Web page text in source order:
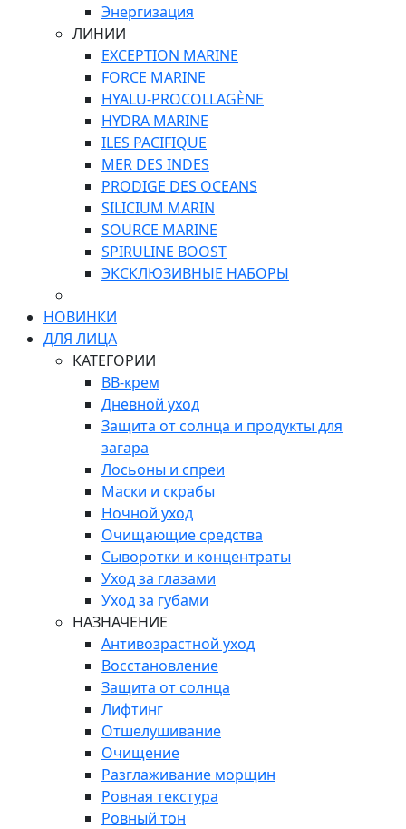
Энергизация
ЛИНИИ
EXCEPTION MARINE
FORCE MARINE
HYALU-PROCOLLAGÈNE
HYDRA MARINE
ILES PACIFIQUE
MER DES INDES
PRODIGE DES OCEANS
SILICIUM MARIN
SOURCE MARINE
SPIRULINE BOOST
ЭКСКЛЮЗИВНЫЕ НАБОРЫ
НОВИНКИ
ДЛЯ ЛИЦА
КАТЕГОРИИ
ВВ-крем
Дневной уход
Защита от солнца и продукты для
загара
Лосьоны и спреи
Маски и скрабы
Ночной уход
Очищающие средства
Сыворотки и концентраты
Уход за глазами
Уход за губами
НАЗНАЧЕНИЕ
Антивозрастной уход
Восстановление
Защита от солнца
Лифтинг
Отшелушивание
Очищение
Разглаживание морщин
Ровная текстура
Ровный тон